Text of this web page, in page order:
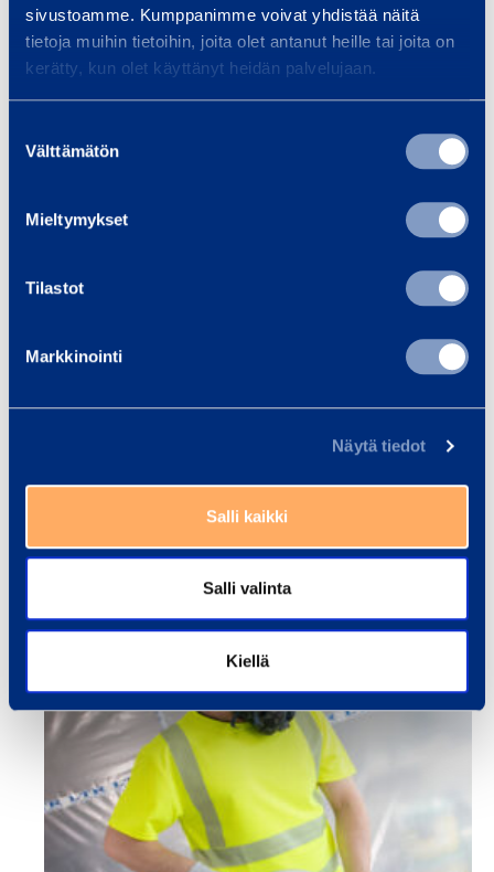
sivustoamme. Kumppanimme voivat yhdistää näitä
tietoja muihin tietoihin, joita olet antanut heille tai joita on
kerätty, kun olet käyttänyt heidän palvelujaan.
valinta
Välttämätön
Mieltymykset
Tilastot
Markkinointi
Näytä tiedot
Salli kaikki
Salli valinta
Kiellä
Traffic safety and
infrastructure
We provide infrastructure
services, whether your project is